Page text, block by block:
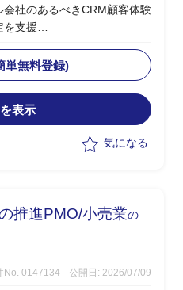
メインとなり開発は担当しま
会社のあるべきCRM顧客体験
を支援
バーの方と合意形成した上
含めたあるべき姿を具体化
意を得るために、ユーザー調
は、あまり難易度は高くな
単無料登録)
表示
気になる
推進PMO/小売業の
No. 0147134 公開日: 2026/07/09